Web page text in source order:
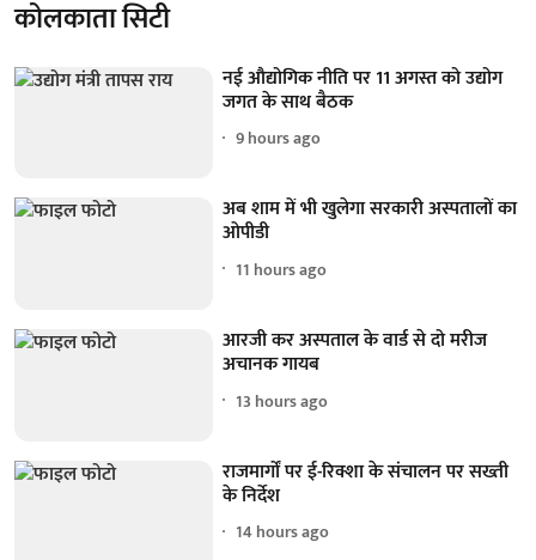
कोलकाता सिटी
नई औद्योगिक नीति पर 11 अगस्त को उद्योग
जगत के साथ बैठक
9 hours ago
अब शाम में भी खुलेगा सरकारी अस्पतालों का
ओपीडी
11 hours ago
आरजी कर अस्पताल के वार्ड से दो मरीज
अचानक गायब
13 hours ago
राजमार्गों पर ई-रिक्शा के संचालन पर सख्ती
के निर्देश
14 hours ago